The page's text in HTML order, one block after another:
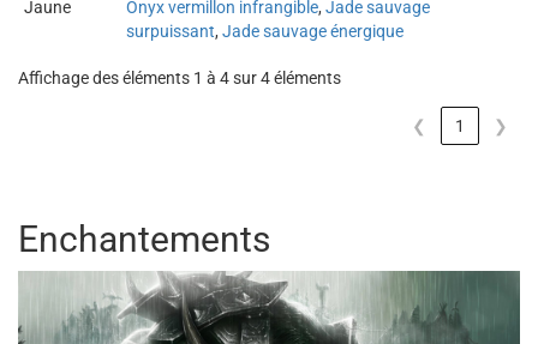
Jaune
Onyx vermillon infrangible, Jade sauvage
surpuissant, Jade sauvage énergique
Affichage des éléments 1 à 4 sur 4 éléments
❮ 1 ❯
Enchantements